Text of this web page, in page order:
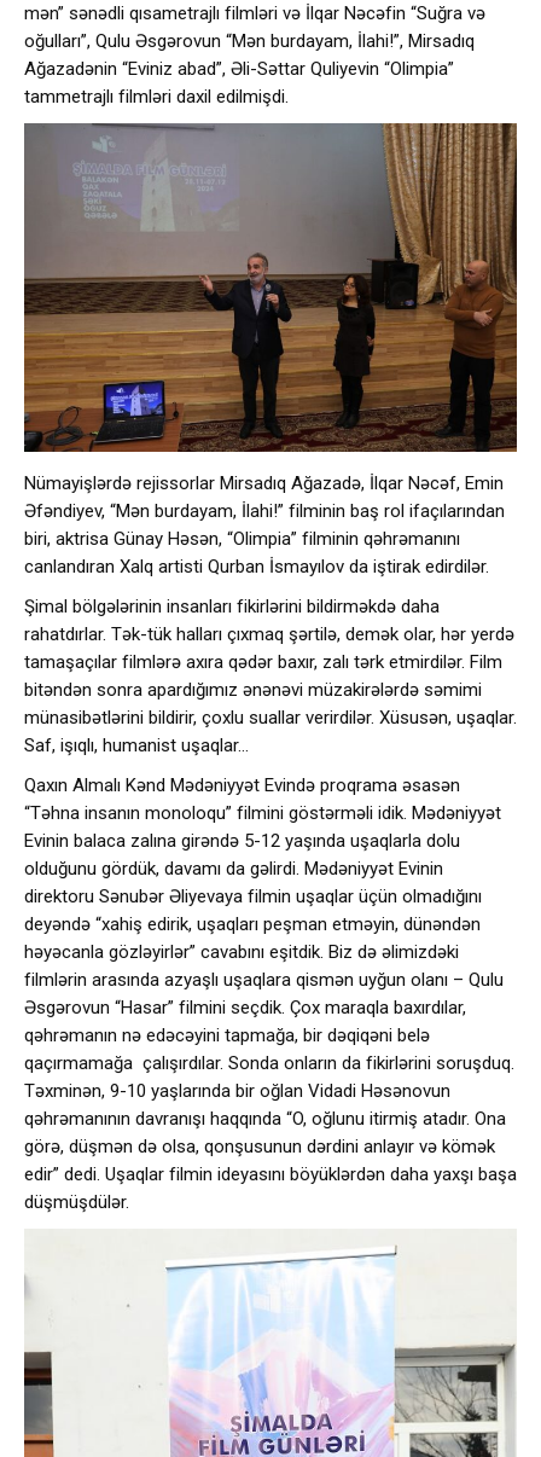
mən” sənədli qısametrajlı filmləri və İlqar Nəcəfin “Suğra və
oğulları”, Qulu Əsgərovun “Mən burdayam, İlahi!”, Mirsadıq
Ağazadənin “Eviniz abad”, Əli-Səttar Quliyevin “Olimpia”
tammetrajlı filmləri daxil edilmişdi.
Nümayişlərdə rejissorlar Mirsadıq Ağazadə, İlqar Nəcəf, Emin
Əfəndiyev, “Mən burdayam, İlahi!” filminin baş rol ifaçılarından
biri, aktrisa Günay Həsən, “Olimpia” filminin qəhrəmanını
canlandıran Xalq artisti Qurban İsmayılov da iştirak edirdilər.
Şimal bölgələrinin insanları fikirlərini bildirməkdə daha
rahatdırlar. Tək-tük halları çıxmaq şərtilə, demək olar, hər yerdə
tamaşaçılar filmlərə axıra qədər baxır, zalı tərk etmirdilər. Film
bitəndən sonra apardığımız ənənəvi müzakirələrdə səmimi
münasibətlərini bildirir, çoxlu suallar verirdilər. Xüsusən, uşaqlar.
Saf, işıqlı, humanist uşaqlar…
Qaxın Almalı Kənd Mədəniyyət Evində proqrama əsasən
“Təhna insanın monoloqu” filmini göstərməli idik. Mədəniyyət
Evinin balaca zalına girəndə 5-12 yaşında uşaqlarla dolu
olduğunu gördük, davamı da gəlirdi. Mədəniyyət Evinin
direktoru Sənubər Əliyevaya filmin uşaqlar üçün olmadığını
deyəndə “xahiş edirik, uşaqları peşman etməyin, dünəndən
həyəcanla gözləyirlər” cavabını eşitdik. Biz də əlimizdəki
filmlərin arasında azyaşlı uşaqlara qismən uyğun olanı – Qulu
Əsgərovun “Hasar” filmini seçdik. Çox maraqla baxırdılar,
qəhrəmanın nə edəcəyini tapmağa, bir dəqiqəni belə
qaçırmamağa çalışırdılar. Sonda onların da fikirlərini soruşduq.
Təxminən, 9-10 yaşlarında bir oğlan Vidadi Həsənovun
qəhrəmanının davranışı haqqında “O, oğlunu itirmiş atadır. Ona
görə, düşmən də olsa, qonşusunun dərdini anlayır və kömək
edir” dedi. Uşaqlar filmin ideyasını böyüklərdən daha yaxşı başa
düşmüşdülər.